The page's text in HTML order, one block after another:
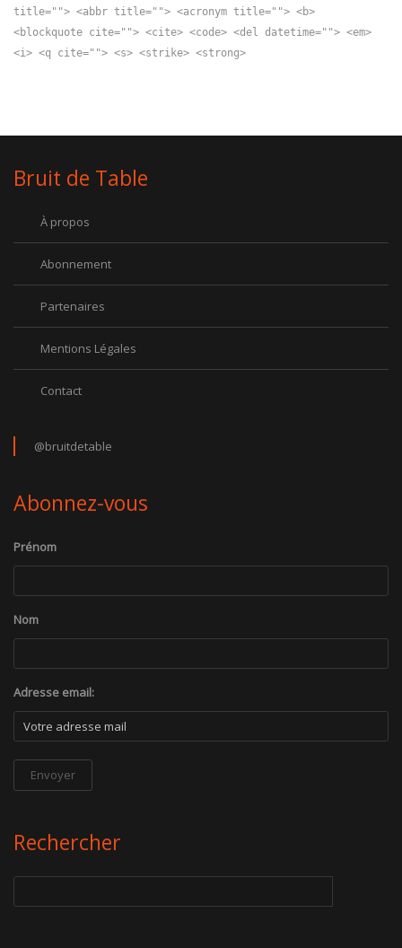
title=""> <abbr title=""> <acronym title=""> <b>
<blockquote cite=""> <cite> <code> <del datetime=""> <em>
<i> <q cite=""> <s> <strike> <strong>
Bruit de Table
À propos
Abonnement
Partenaires
Mentions Légales
Contact
@bruitdetable
Abonnez-vous
Prénom
Nom
Adresse email:
Rechercher